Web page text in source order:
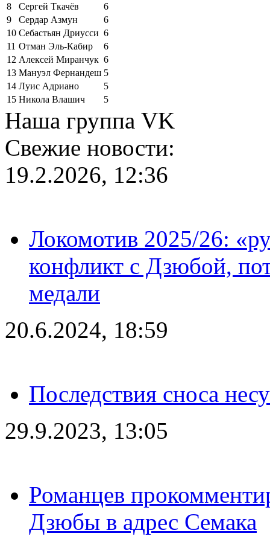
8
Сергей Ткачёв
6
9
Сердар Азмун
6
10 Себастьян Дриусси 6
11 Отман Эль-Кабир
6
12 Алексей Миранчук 6
13 Мануэл Фернандеш 5
14 Луис Адриано
5
15 Никола Влашич 5
Наша группа VK
Свежие новости:
19.2.2026, 12:36
Локомотив 2025/26:
конфликт с Дзюбой,
медали
20.6.2024, 18:59
Последствия сноса
29.9.2023, 13:05
Романцев
Дзюбы в адрес Семака